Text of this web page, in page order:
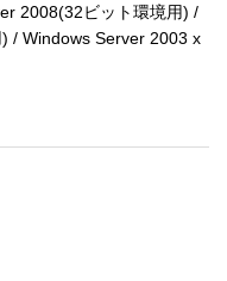
2008(32ビット環境用) /
/ Windows Server 2003 x